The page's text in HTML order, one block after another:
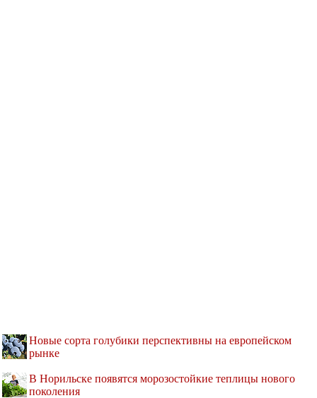
Новые сорта голубики перспективны на европейском
рынке
В Норильске появятся морозостойкие теплицы нового
поколения